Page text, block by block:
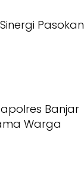
Pasokan
Banjar
Warga